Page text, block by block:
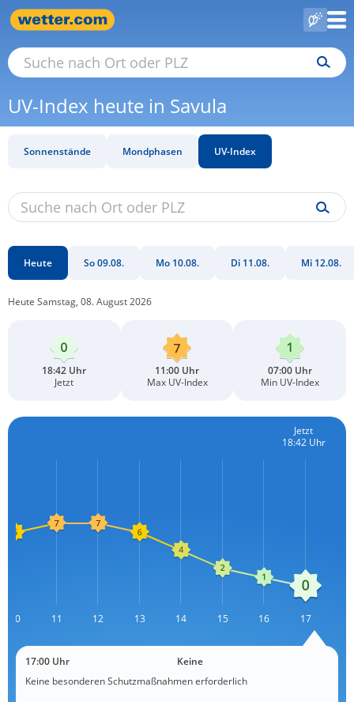
UV-Index heute in Savula
Sonnenstände Mondphasen UV-Index
Heute So 09.08. Mo 10.08. Di 11.08. Mi 12.08.
Heute Samstag, 08. August 2026
18:42 Uhr
Jetzt
11:00 Uhr
Max UV-Index
07:00 Uhr
Min UV-Index
Jetzt
18:42 Uhr
10 11 12 13 14 15 16 17
17:00 Uhr
Keine
Keine besonderen Schutzmaßnahmen erforderlich